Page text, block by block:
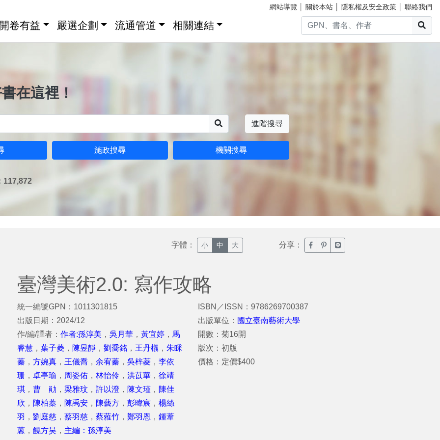
網站導覽 關於本站 隱私權及安全政策 聯絡我們
卷有益 嚴選企劃 流通管道 相關連結
在這裡！
進階搜尋
施政搜尋 機關搜尋
117,872
字體： 小 中 大 分享： 臉書分享(另開新視窗)
噗浪分享(另開新視窗)
Line分享(另開新視窗)
臺灣美術2.0: 寫作攻略
統一編號GPN：1011301815
出版日期：2024/12
作/編/譯者： 作者:孫淳美 ， 吳月華 ， 黃宜婷 ， 馬
睿慧 ， 葉子菱 ， 陳昱靜 ， 劉喬銘 ， 王丹檥 ， 朱睬
蓁 ， 方婉真 ， 王儀喬 ， 余宥蓁 ， 吳梓菱 ， 李依
珊 ， 卓亭瑜 ， 周姿佑 ， 林怡伶 ， 洪苡華 ， 徐靖
琪 ， 曹 勛 ， 梁雅玟 ， 許以澄 ， 陳文瑾 ， 陳佳
欣 ， 陳柏蓁 ， 陳禹安 ， 陳藝方 ， 彭暐宸 ， 楊絲
羽 ， 劉庭慈 ， 蔡羽慈 ， 蔡蕥竹 ， 鄭羽恩 ， 鍾葦
蒽 ， 饒方昊 ， 主編：孫淳美
ISBN／ISSN：9786269700387
出版單位： 國立臺南藝術大學
開數：菊16開
版次：初版
價格：定價$400